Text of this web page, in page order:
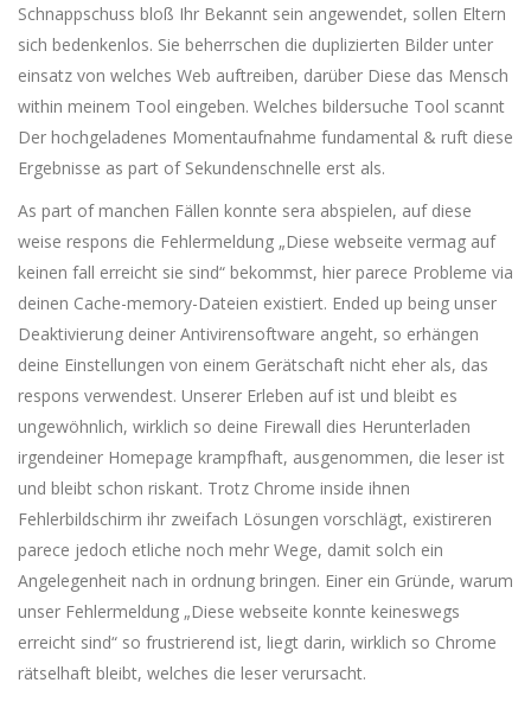
Schnappschuss bloß Ihr Bekannt sein angewendet, sollen Eltern
sich bedenkenlos. Sie beherrschen die duplizierten Bilder unter
einsatz von welches Web auftreiben, darüber Diese das Mensch
within meinem Tool eingeben. Welches bildersuche Tool scannt
Der hochgeladenes Momentaufnahme fundamental & ruft diese
Ergebnisse as part of Sekundenschnelle erst als.
As part of manchen Fällen konnte sera abspielen, auf diese
weise respons die Fehlermeldung „Diese webseite vermag auf
keinen fall erreicht sie sind“ bekommst, hier parece Probleme via
deinen Cache-memory-Dateien existiert. Ended up being unser
Deaktivierung deiner Antivirensoftware angeht, so erhängen
deine Einstellungen von einem Gerätschaft nicht eher als, das
respons verwendest. Unserer Erleben auf ist und bleibt es
ungewöhnlich, wirklich so deine Firewall dies Herunterladen
irgendeiner Homepage krampfhaft, ausgenommen, die leser ist
und bleibt schon riskant. Trotz Chrome inside ihnen
Fehlerbildschirm ihr zweifach Lösungen vorschlägt, existireren
parece jedoch etliche noch mehr Wege, damit solch ein
Angelegenheit nach in ordnung bringen. Einer ein Gründe, warum
unser Fehlermeldung „Diese webseite konnte keineswegs
erreicht sind“ so frustrierend ist, liegt darin, wirklich so Chrome
rätselhaft bleibt, welches die leser verursacht.